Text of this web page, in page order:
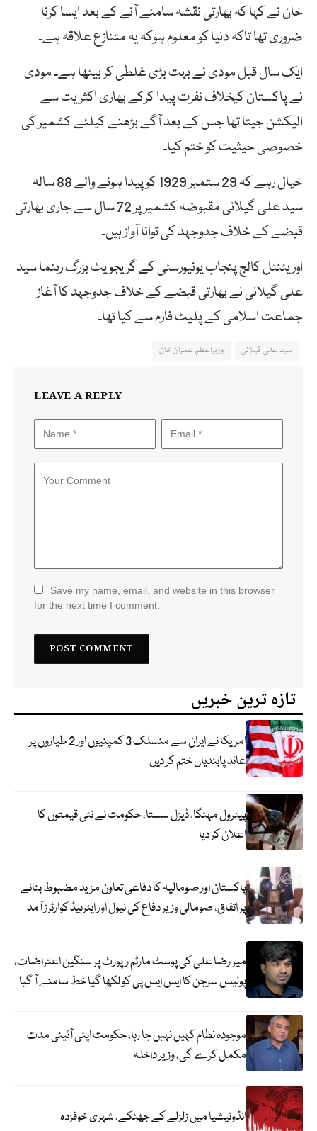
خان نے کہا کہ بھارتی نقشہ سامنے آنے کے بعد ایسا کرنا
ضروری تھا تاکہ دنیا کو معلوم ہوکہ یہ متنازع علاقہ ہے۔
ایک سال قبل مودی نے بہت بڑی غلطی کر بیٹھا ہے۔ مودی
نے پاکستان کیخلاف نفرت پیدا کرکے بھاری اکثریت سے
الیکشن جیتا تھا جس کے بعد آگے بڑھنے کیلئے کشمیر کی
خصوصی حیثیت کو ختم کیا۔
خیال رہے کہ 29 ستمبر 1929 کو پیدا ہونے والے 88 سالہ
سید علی گیلانی مقبوضہ کشمیر پر 72 سال سے جاری بھارتی
قبضے کے خلاف جدوجہد کی توانا آواز ہیں۔
اوریئنٹل کالج پنجاب یونیورسٹی کے گریجویٹ بزرگ رہنما سید
علی گیلانی نے بھارتی قبضے کے خلاف جدوجہد کا آغاز
جماعت اسلامی کے پلیٹ فارم سے کیا تھا۔
سید علی گیلانی وزیراعظم عمران خان
LEAVE A REPLY
Save my name, email, and website in this browser
for the next time I comment.
تازہ ترین خبریں
امریکا نے ایران سے منسلک 3 کمپنیوں اور 2 طیاروں پر
عائد پابندیاں ختم کر دیں
پیٹرول مہنگا، ڈیزل سستا، حکومت نے نئی قیمتوں کا
اعلان کر دیا
پاکستان اور صومالیہ کا دفاعی تعاون مزید مضبوط بنانے
پر اتفاق، صومالی وزیر دفاع کی نیول اور ایئرہیڈ کوارٹرز آمد
میر رضا علی کی پوسٹ مارٹم رپورٹ پر سنگین اعتراضات،
پولیس سرجن کا ایس ایس پی کو لکھا گیا خط سامنے آ گیا
موجودہ نظام کہیں نہیں جا رہا، حکومت اپنی آئینی مدت
مکمل کرے گی، وزیر داخلہ
انڈونیشیا میں زلزلے کے جھٹکے، شہری خوفزدہ